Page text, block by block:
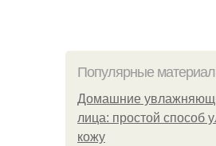
Популярные
Домашние
лица: простой способ
кожу